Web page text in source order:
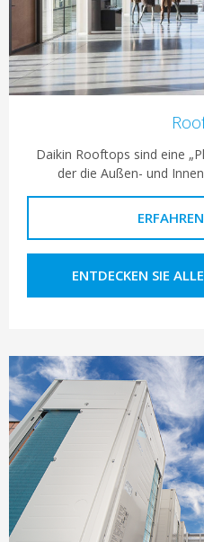
Daikin Rooftops sind eine
der die Außen- und
ENTDECKEN SIE